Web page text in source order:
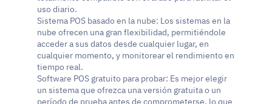
uso diario.
Sistema POS basado en la nube: Los sistemas en la
nube ofrecen una gran flexibilidad, permitiéndole
acceder a sus datos desde cualquier lugar, en
cualquier momento, y monitorear el rendimiento en
tiempo real.
Software POS gratuito para probar: Es mejor elegir
un sistema que ofrezca una versión gratuita o un